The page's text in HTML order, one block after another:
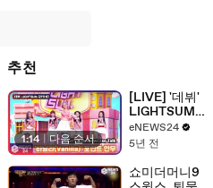
추천
1:14 다음 순서
[LIVE] '데뷔'
LIGHTSUM
(라잇썸), '바닐
라(Vanilla)' 포
LIGHTSUM
Showcase
eNEWS24
5년 전
쇼미더머니9